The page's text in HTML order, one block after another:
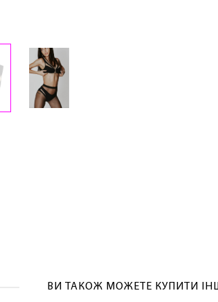
ВИ ТАКОЖ МОЖЕТЕ КУПИТИ